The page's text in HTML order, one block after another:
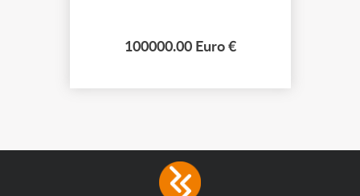
années 1800 - 1920 environ. Je
suis aussi intéressée par du tissu ou
rubans, des chaussures et bottes...
100000.00 Euro €